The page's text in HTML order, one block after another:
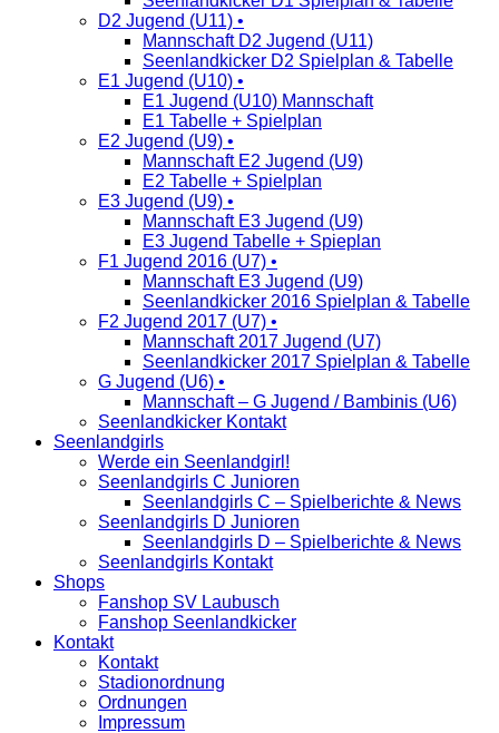
D2 Jugend (U11) •
Mannschaft D2 Jugend (U11)
Seenlandkicker D2 Spielplan & Tabelle
E1 Jugend (U10) •
E1 Jugend (U10) Mannschaft
E1 Tabelle + Spielplan
E2 Jugend (U9) •
Mannschaft E2 Jugend (U9)
E2 Tabelle + Spielplan
E3 Jugend (U9) •
Mannschaft E3 Jugend (U9)
E3 Jugend Tabelle + Spieplan
F1 Jugend 2016 (U7) •
Mannschaft E3 Jugend (U9)
Seenlandkicker 2016 Spielplan & Tabelle
F2 Jugend 2017 (U7) •
Mannschaft 2017 Jugend (U7)
Seenlandkicker 2017 Spielplan & Tabelle
G Jugend (U6) •
Mannschaft – G Jugend / Bambinis (U6)
Seenlandkicker Kontakt
Seenlandgirls
Werde ein Seenlandgirl!
Seenlandgirls C Junioren
Seenlandgirls C – Spielberichte & News
Seenlandgirls D Junioren
Seenlandgirls D – Spielberichte & News
Seenlandgirls Kontakt
Shops
Fanshop SV Laubusch
Fanshop Seenlandkicker
Kontakt
Kontakt
Stadionordnung
Ordnungen
Impressum